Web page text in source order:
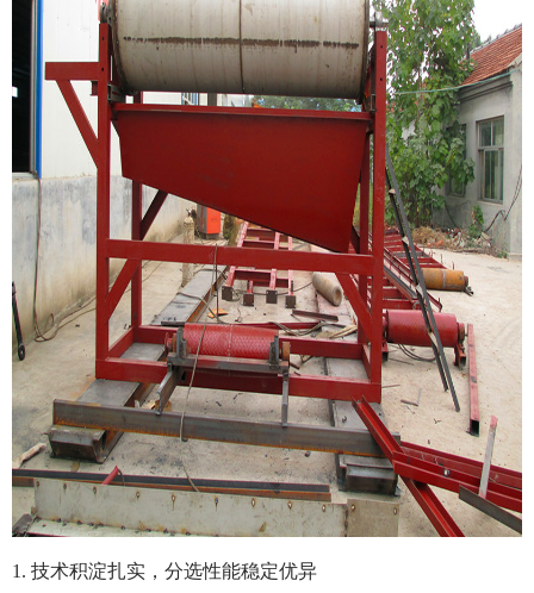
1. 技术积淀扎实，分选性能稳定优异